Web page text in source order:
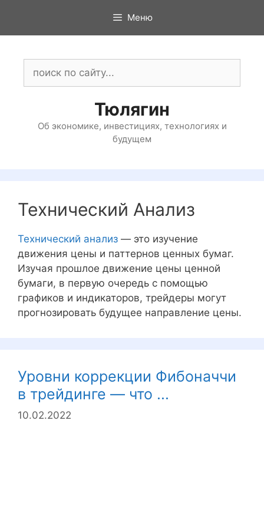
содержимому
Меню
Тюлягин
Об экономике, инвестициях, технологиях и
будущем
Технический Анализ
Технический анализ — это изучение
движения цены и паттернов ценных бумаг.
Изучая прошлое движение цены ценной
бумаги, в первую очередь с помощью
графиков и индикаторов, трейдеры могут
прогнозировать будущее направление цены.
Уровни коррекции Фибоначчи
в трейдинге — что ...
10.02.2022